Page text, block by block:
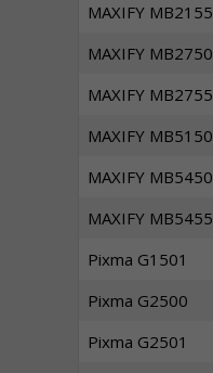
MAXIFY MB2155
MAXIFY MB2750
MAXIFY MB2755
MAXIFY MB5150
MAXIFY MB5450
MAXIFY MB5455
Pixma G1501
Pixma G2500
Pixma G2501